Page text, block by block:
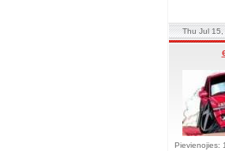
Thu Jul
Pievienojies: